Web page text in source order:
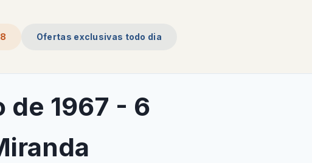
Ofertas exclusivas todo dia
1967 - 6